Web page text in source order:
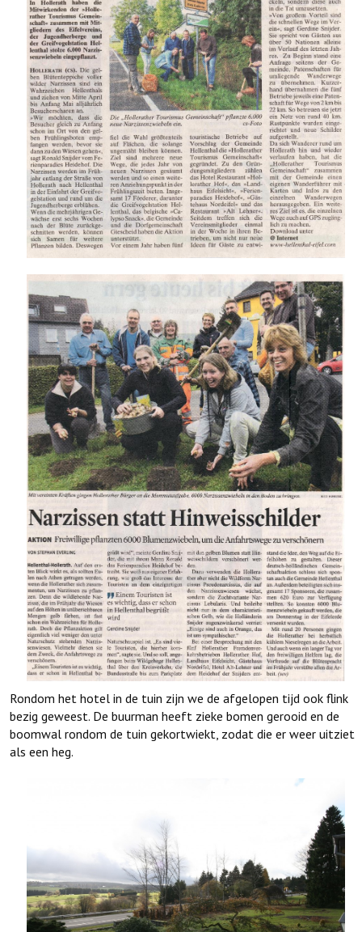
Rondom het hotel in de tuin zijn we de afgelopen tijd ook flink
bezig geweest. De buurman heeft zieke bomen gerooid en de
boomwal rondom de tuin gekortwiekt, zodat die er weer uitziet
als een heg.